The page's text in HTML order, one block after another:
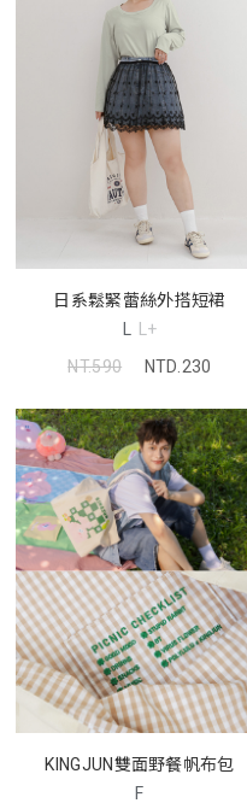
日系鬆緊蕾絲外搭短裙
L L+
NT.590
NTD.230
KINGJUN雙面野餐帆布包
F